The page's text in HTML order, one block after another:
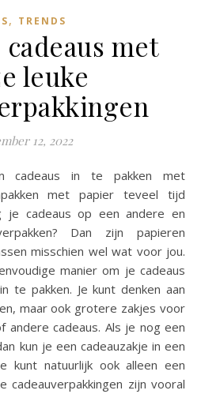
, TRENDS
met
leuke
12, 2022
met papier teveel tijd
je cadeaus op een andere en
Dan zijn papieren
misschien wel wat voor jou.
manier om je cadeaus
te pakken. Je kunt denken aan
maar ook grotere zakjes voor
andere cadeaus. Als je nog een
kun je een cadeauzakje in een
kunt natuurlijk ook alleen een
cadeauverpakkingen zijn vooral